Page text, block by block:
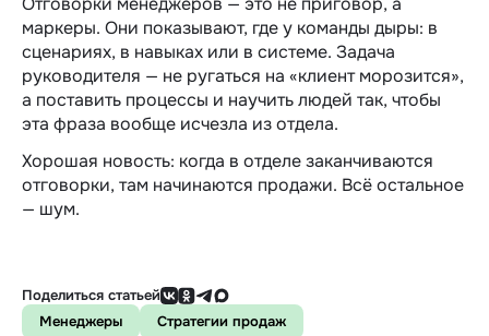
маркеры. Они показывают, где у команды дыры: в
сценариях, в навыках или в системе. Задача
руководителя — не ругаться на «клиент морозится»,
а поставить процессы и научить людей так, чтобы
эта фраза вообще исчезла из отдела.
Хорошая новость: когда в отделе заканчиваются
отговорки, там начинаются продажи. Всё остальное
— шум.
Поделиться статьей
Менеджеры
Стратегии продаж